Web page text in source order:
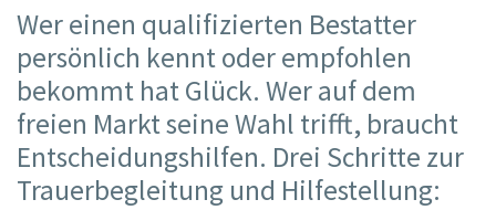
Wer einen qualifizierten Bestatter
persönlich kennt oder empfohlen
bekommt hat Glück. Wer auf dem
freien Markt seine Wahl trifft, braucht
Entscheidungshilfen. Drei Schritte zur
Trauerbegleitung und Hilfestellung: